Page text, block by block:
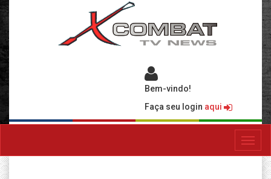
Bem-vindo!
Faça seu login aqui